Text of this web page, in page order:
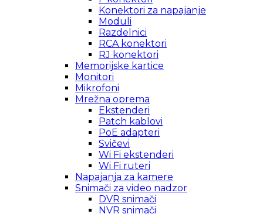
Konektori za napajanje
Moduli
Razdelnici
RCA konektori
RJ konektori
Memorijske kartice
Monitori
Mikrofoni
Mrežna oprema
Ekstenderi
Patch kablovi
PoE adapteri
Svičevi
Wi Fi ekstenderi
Wi Fi ruteri
Napajanja za kamere
Snimači za video nadzor
DVR snimači
NVR snimači